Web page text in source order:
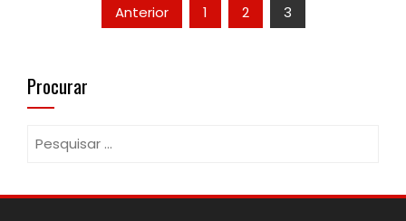
Paginação
conteúdos
Anterior 1 2 3
Procurar
Pesquisar